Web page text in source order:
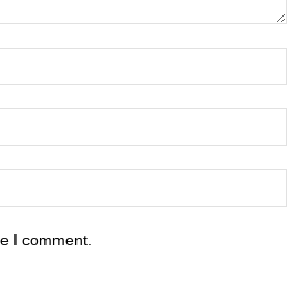
I comment.